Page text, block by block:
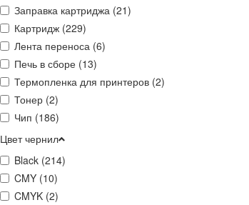
Заправка картриджа (21)
Картридж (229)
Лента переноса (6)
Печь в сборе (13)
Термопленка для принтеров (2)
Тонер (2)
Чип (186)
Цвет чернил
Black (214)
CMY (10)
CMYK (2)